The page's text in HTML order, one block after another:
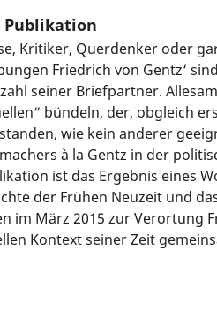
Publikation
Kritiker, Querdenker oder
Friedrich von Gentz‘
seiner Briefpartner.
bündeln, der, obgleich
wie kein anderer
à la Gentz in der
ist das Ergebnis eines
der Frühen Neuzeit und
im März 2015 zur Verortung
Kontext seiner Zeit